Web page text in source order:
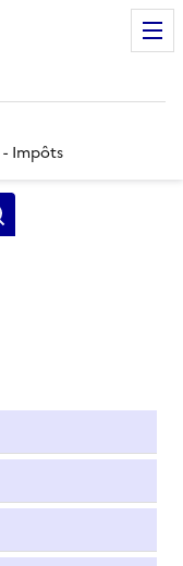
Impôts
clés, partie du